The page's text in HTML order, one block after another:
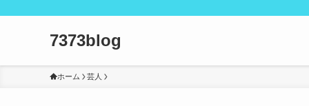
7373blog
ホーム 芸人